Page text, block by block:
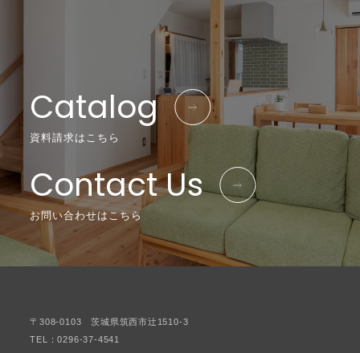
Catalog
資料請求はこちら
Contact Us
お問い合わせはこちら
〒308-0103 茨城県筑西市辻1510-3
TEL：0296-37-4541